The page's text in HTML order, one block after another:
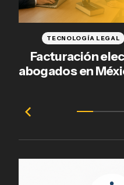
Facturación
abogados en
TECNOLOGÍA LEGAL